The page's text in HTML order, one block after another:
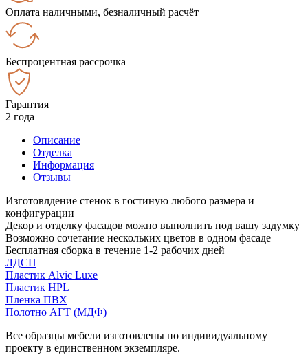
Оплата наличными, безналичный расчёт
Беспроцентная рассрочка
Гарантия
2 года
Описание
Отделка
Информация
Отзывы
Изготовлдение стенок в гостиную любого размера и
конфигурации
Декор и отделку фасадов можно выполнить под вашу задумку
Возможно сочетание нескольких цветов в одном фасаде
Бесплатная сборка в течение 1-2 рабочих дней
ЛДСП
Пластик Alvic Luxe
Пластик HPL
Пленка ПВХ
Полотно АГТ (МДФ)
Все образцы мебели изготовлены по индивидуальному
проекту в единственном экземпляре.